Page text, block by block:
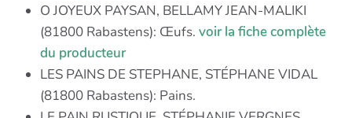
O JOYEUX PAYSAN, BELLAMY JEAN-MALIKI
(81800 Rabastens): Œufs. voir la fiche complète
du producteur
LES PAINS DE STEPHANE, STÉPHANE VIDAL
(81800 Rabastens): Pains.